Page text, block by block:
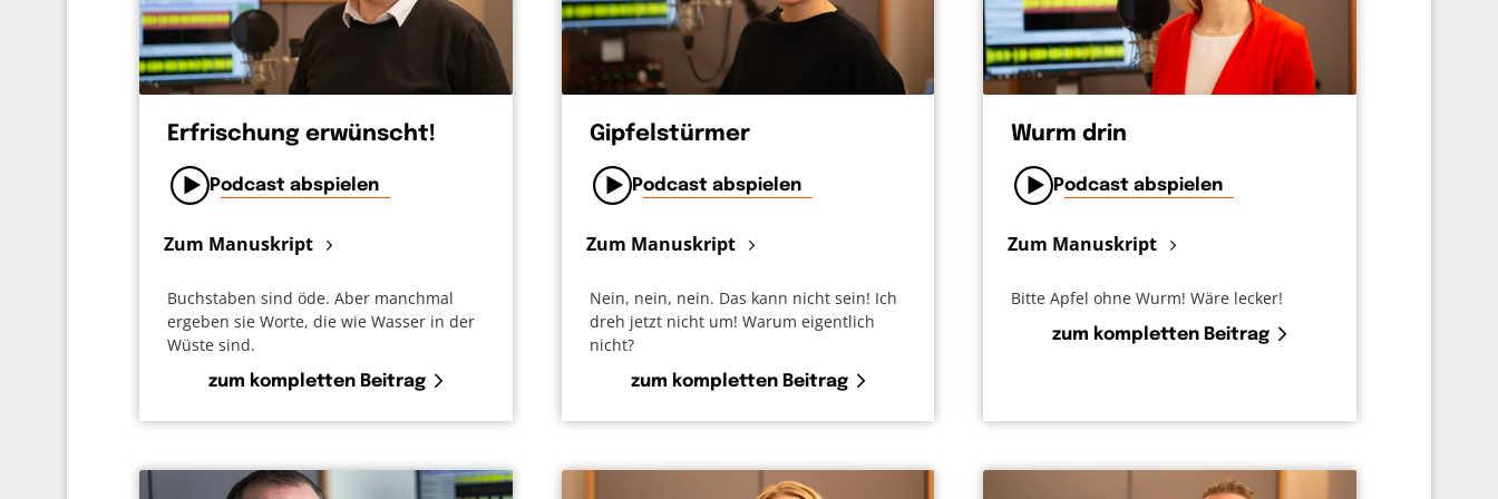
Erfrischung erwünscht!
Podcast abspielen
Zum Manuskript
Buchstaben sind öde. Aber manchmal
ergeben sie Worte, die wie Wasser in der
Wüste sind.
zum kompletten Beitrag
Gipfelstürmer
Podcast abspielen
Zum Manuskript
Nein, nein, nein. Das kann nicht sein! Ich
dreh jetzt nicht um! Warum eigentlich
nicht?
zum kompletten Beitrag
Wurm drin
Podcast abspielen
Zum Manuskript
Bitte Apfel ohne Wurm! Wäre lecker!
zum kompletten Beitrag